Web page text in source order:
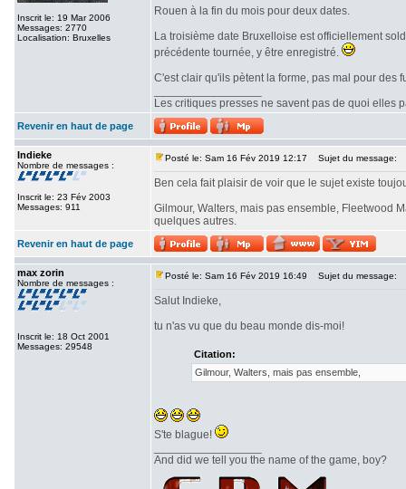
Inscrit le: 19 Mar 2006
Messages: 2770
Localisation: Bruxelles
Rouen à la fin du mois pour deux dates.
La troisième date Bruxelloise est officiellement
précédente tournée, y être enregistré.
C'est clair qu'ils pètent la forme, pas mal pour des
Les critiques presses ne savent pas de quoi elles
Revenir en haut de page
Indieke
Nombre de messages :
Inscrit le: 23 Fév 2003
Messages: 911
Posté le: Sam 16 Fév 2019 12:17 Sujet du message:
Ben cela fait plaisir de voir que le sujet existe
Gilmour, Walters, mais pas ensemble, Fleetwood
quelques autres.
Revenir en haut de page
max zorin
Nombre de messages :
Inscrit le: 18 Oct 2001
Messages: 29548
Posté le: Sam 16 Fév 2019 16:49 Sujet du message:
Salut Indieke,
tu n'as vu que du beau monde dis-moi!
Citation:
Gilmour, Walters, mais pas ensemble,
S'te blague!
And did we tell you the name of the game, boy?